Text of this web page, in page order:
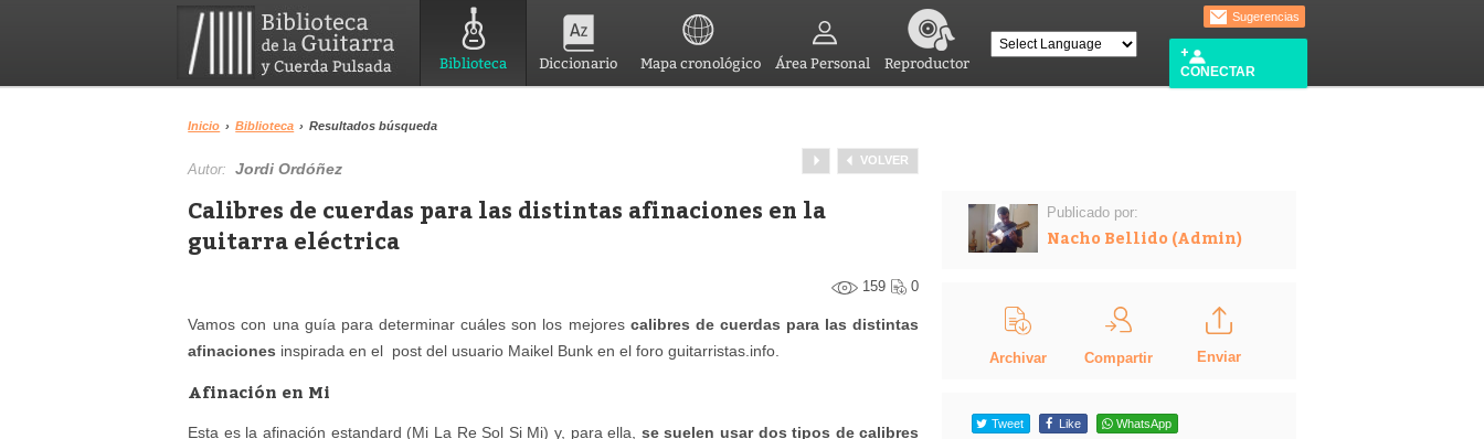
Biblioteca Diccionario Mapa cronológico Área Personal Reproductor
Sugerencias
CONECTAR
Inicio › Biblioteca › Resultados búsqueda
VOLVER
Autor:Jordi Ordóñez
Calibres de cuerdas para las distintas afinaciones en la
guitarra eléctrica
159 0
Vamos con una guía para determinar cuáles son los mejores calibres de cuerdas para las distintas
afinaciones inspirada en el post del usuario Maikel Bunk en el foro guitarristas.info.
Afinación en Mi
Esta es la afinación estandard (Mi La Re Sol Si Mi) y, para ella, se suelen usar dos tipos de calibres
Publicado por:
Nacho Bellido (Admin)
Archivar Compartir Enviar
Tweet Like WhatsApp